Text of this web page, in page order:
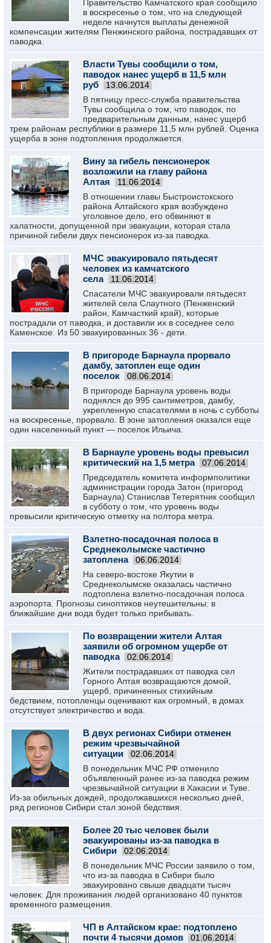
Правительство Камчатского края сообщило
в воскресенье о том, что на следующей
неделе начнутся выплаты денежной
компенсации жителям Пенжинского района, пострадавших от
паводка.
Власти Тувы сообщили о том,
паводок нанес ущерб в 11,5 млн
руб
13.06.2014
В пятницу пресс-служба правительства
Тувы сообщила о том, что паводок, по
предварительным данным, нанес ущерб
трем районам республики в размере 11,5 млн рублей. Оценка
ущерба в зоне подтопления продолжается.
Вину за гибель пенсионерок
возложили на главу района
Алтая
11.06.2014
В отношении главы Быстроистокского
района Алтайского края возбуждено
уголовное дело, его обвиняют в
халатности, допущенной при эвакуации, которая стала
причиной гибели двух пенсионерок из-за паводка.
МЧС эвакуировало пятьдесят
человек из камчатского
села
11.06.2014
Спасатели МЧС эвакуировали пятьдесят
жителей села Слаутного (Пенженский
район, Камчасткий край), которые
пострадали от паводка, и доставили их в соседнее село
Каменское. Из 50 эвакуированных 36 - дети.
В пригороде Барнаула прорвало
дамбу, затоплен еще один
поселок
08.06.2014
В пригороде Барнаула уровень воды
поднялся до 995 сантиметров, дамбу,
укрепленную спасателями в ночь с субботы
на воскресенье, прорвало. В зоне затопления оказался еще
один населенный пункт — поселок Ильича.
В Барнауле уровень воды превысил
критический на 1,5 метра
07.06.2014
Председатель комитета информполитики
администрации города Затон (пригород
Барнаула) Станислав Тетерятник сообщил
в субботу о том, что уровень воды
превысили критическую отметку на полтора метра.
Взлетно-посадочная полоса в
Среднеколымске частично
затоплена
06.06.2014
На северо-востоке Якутии в
Среднеколымске оказалась частично
подтоплена взлетно-посадочная полоса
аэропорта. Прогнозы синоптиков неутешительны: в
ближайшие дни вода будет только прибывать.
По возвращении жители Алтая
заявили об огромном ущербе от
паводка
02.06.2014
Жители пострадавших от паводка сел
Горного Алтая возвращаются домой,
ущерб, причиненных стихийным
бедствием, потопленцы оценивают как огромный, в домах
отсутствует электричество и вода.
В двух регионах Сибири отменен
режим чрезвычайной
ситуации
02.06.2014
В понедельник МЧС РФ отменило
объявленный ранее из-за паводка режим
чрезвычайной ситуации в Хакасии и Туве.
Из-за обильных дождей, продолжавшихся несколько дней,
ряд регионов Сибири стал зоной бедствия.
Более 20 тыс человек были
эвакуированы из-за паводка в
Сибири
02.06.2014
В понедельник МЧС России заявило о том,
что из-за паводка в Сибири было
эвакуировано свыше двадцати тысяч
человек. Для проживания людей организовано 40 пунктов
временного размещения.
ЧП в Алтайском крае: подтоплено
почти 4 тысячи домов
01.06.2014